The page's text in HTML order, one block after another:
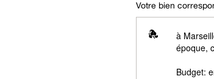
Votre bien
à
époque,
Budget: